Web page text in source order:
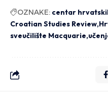
OZNAKE: centar
Croatian Studies Review
sveučilište Macquarie